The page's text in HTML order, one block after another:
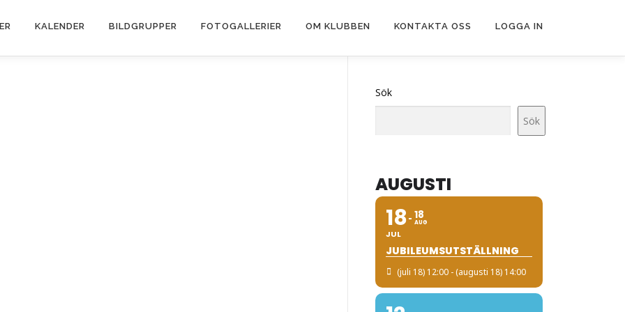
KALENDER BILDGRUPPER FOTOGALLERIER OM KLUBBEN KONTAKTA OSS LOGGA IN
Sök
Sök
AUGUSTI
18
JUL
18
AUG
JUBILEUMSUTSTÄLLNING
(juli 18) 12:00 - (augusti 18) 14:00